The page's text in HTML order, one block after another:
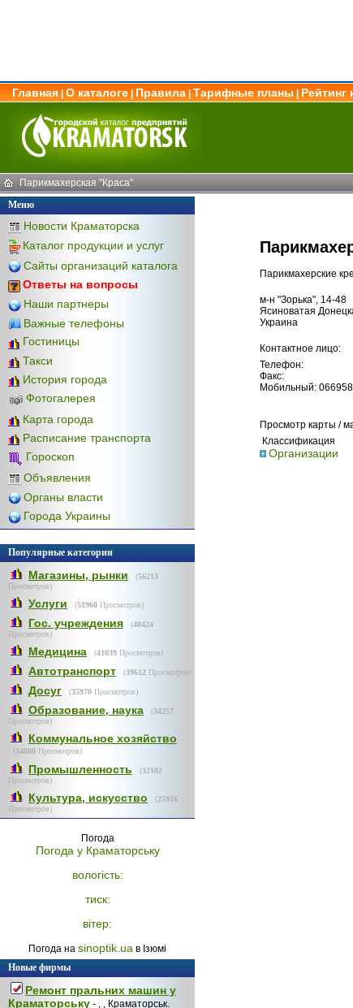
Главная О каталоге Правила Тарифные планы Рейтинг
Парикмахерская "Краса"
Меню
Новости Краматорска
Каталог продукции и услуг
Сайты организаций каталога
Ответы на вопросы
Наши партнеры
Важные телефоны
Гостиницы
Такси
История города
Фотогалерея
Карта города
Расписание транспорта
Гороскоп
Объявления
Органы власти
Города Украины
Популярные категории
Магазины, рынки (56213
Просмотров)
Услуги (51960 Просмотров)
Гос. учреждения (48424
Просмотров)
Медицина (41039 Просмотров)
Автотранспорт (39612 Просмотров)
Досуг (35970 Просмотров)
Образование, наука (34257
Просмотров)
Коммунальное хозяйство
(34080 Просмотров)
Промышленность (32102
Просмотров)
Культура, искусство (25916
Просмотров)
Погода
Погода у Краматорську
вологість:
тиск:
вітер:
Погода на sinoptik.ua в Ізюмі
Новые фирмы
Ремонт пральних машин у
Краматорську - , , Краматорськ.
Парикмахерские
м-н "Зорька", 14-48
Ясиноватая
Украина
Контактное лицо:
Телефон:
Факс:
Мобильный:
Просмотр карты /
Классификация
Организации